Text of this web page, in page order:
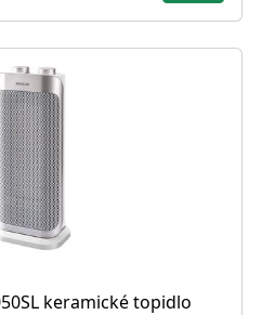
keramické topidlo